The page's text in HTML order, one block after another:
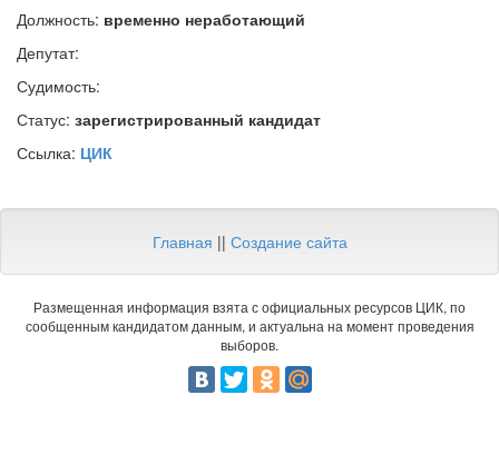
Должность: временно неработающий
Депутат:
Судимость:
Статус: зарегистрированный кандидат
Ссылка: ЦИК
Главная || Создание сайта
Размещенная информация взята с официальных ресурсов ЦИК, по
сообщенным кандидатом данным, и актуальна на момент проведения
выборов.